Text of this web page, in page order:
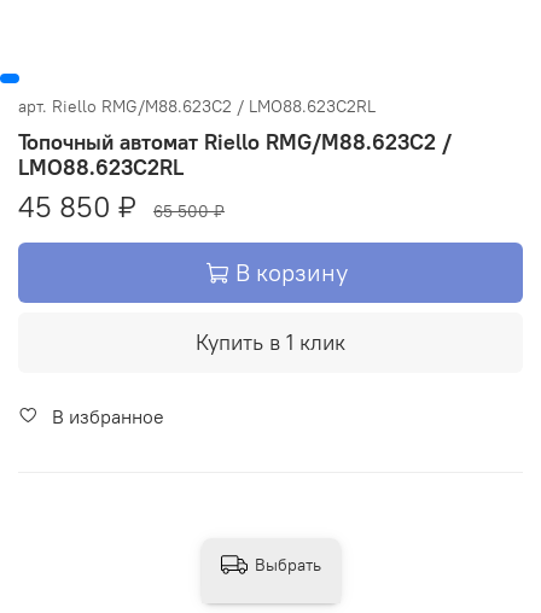
арт. Riello RMG/M88.623C2 / LMO88.623C2RL
Топочный автомат Riello RMG/M88.623C2 /
LMO88.623C2RL
45 850 ₽ 65 500 ₽
В корзину
Купить в 1 клик
В избранное
Выбрать